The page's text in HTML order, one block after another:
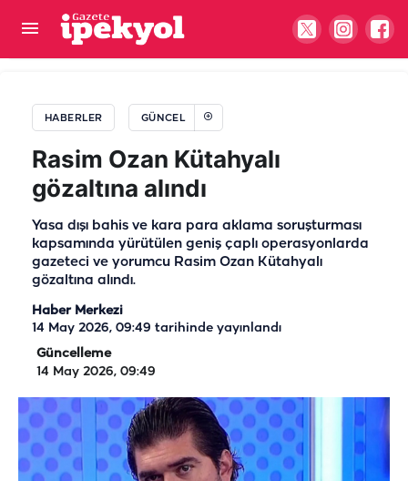
HABERLER GÜNCEL
Rasim Ozan Kütahyalı
gözaltına alındı
Yasa dışı bahis ve kara para aklama soruşturması
kapsamında yürütülen geniş çaplı operasyonlarda
gazeteci ve yorumcu Rasim Ozan Kütahyalı
gözaltına alındı.
Haber Merkezi
14 May 2026, 09:49 tarihinde yayınlandı
Güncelleme
14 May 2026, 09:49
Van’dan Balıklıgöl'e bir aşk hikayesi: Yetkililer